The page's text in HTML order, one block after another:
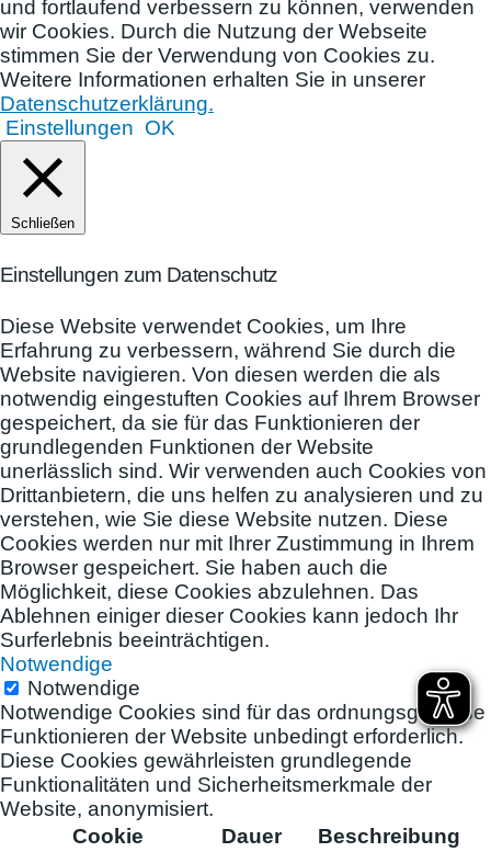
und fortlaufend verbessern zu können, verwenden
wir Cookies. Durch die Nutzung der Webseite
stimmen Sie der Verwendung von Cookies zu.
Weitere Informationen erhalten Sie in unserer
Datenschutzerklärung.
Einstellungen OK
Schließen
Einstellungen zum Datenschutz
Diese Website verwendet Cookies, um Ihre
Erfahrung zu verbessern, während Sie durch die
Website navigieren. Von diesen werden die als
notwendig eingestuften Cookies auf Ihrem Browser
gespeichert, da sie für das Funktionieren der
grundlegenden Funktionen der Website
unerlässlich sind. Wir verwenden auch Cookies von
Drittanbietern, die uns helfen zu analysieren und zu
verstehen, wie Sie diese Website nutzen. Diese
Cookies werden nur mit Ihrer Zustimmung in Ihrem
Browser gespeichert. Sie haben auch die
Möglichkeit, diese Cookies abzulehnen. Das
Ablehnen einiger dieser Cookies kann jedoch Ihr
Surferlebnis beeinträchtigen.
Notwendige
Notwendige
Notwendige Cookies sind für das ordnungsgemäße
Funktionieren der Website unbedingt erforderlich.
Diese Cookies gewährleisten grundlegende
Funktionalitäten und Sicherheitsmerkmale der
Website, anonymisiert.
Cookie
Dauer Beschreibung